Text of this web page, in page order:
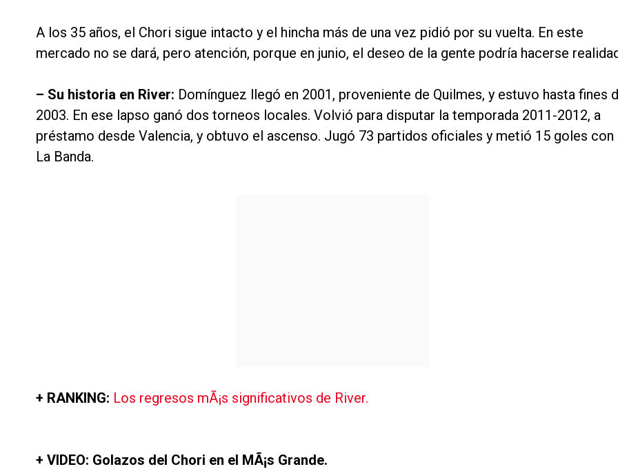
A los 35 años, el Chori sigue intacto y el hincha más de una vez pidió por su vuelta. En este
mercado no se dará, pero atención, porque en junio, el deseo de la gente podría hacerse
– Su historia en River: Domínguez llegó en 2001, proveniente de Quilmes, y estuvo hasta fines
2003. En ese lapso ganó dos torneos locales. Volvió para disputar la temporada 2011-2012, a
préstamo desde Valencia, y obtuvo el ascenso. Jugó 73 partidos oficiales y metió 15 goles con
La Banda.
+ RANKING: Los regresos mÃ¡s significativos de River.
+ VIDEO: Golazos del Chori en el MÃ¡s Grande.